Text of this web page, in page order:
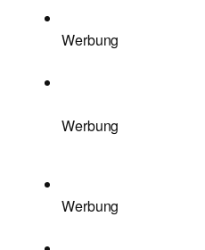
Werbung
Werbung
Werbung